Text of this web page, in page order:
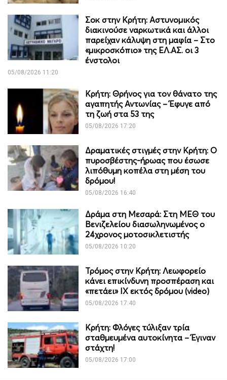
Σοκ στην Κρήτη: Αστυνομικός
διακινούσε ναρκωτικά και άλλοι
παρείχαν κάλυψη στη μαφία – Στο
«μικροσκόπιο» της ΕΛ.ΑΣ. οι 3
ένστολοι
05/08/2026 11:20
Κρήτη: Θρήνος για τον θάνατο της
αγαπητής Αντωνίας – Έφυγε από
τη ζωή στα 53 της
05/08/2026 17:20
Δραματικές στιγμές στην Κρήτη: Ο
πυροσβέστης-ήρωας που έσωσε
λιπόθυμη κοπέλα στη μέση του
δρόμου!
05/08/2026 16:40
Δράμα στη Μεσαρά: Στη ΜΕΘ του
Βενιζελείου διασωληνωμένος ο
24χρονος μοτοσικλετιστής
05/08/2026 10:20
Τρόμος στην Κρήτη: Λεωφορείο
κάνει επικίνδυνη προσπέραση και
«πετάει» ΙΧ εκτός δρόμου (video)
05/08/2026 17:40
Κρήτη: Φλόγες τύλιξαν τρία
σταθμευμένα αυτοκίνητα – Έγιναν
στάχτη!
05/08/2026 17:00